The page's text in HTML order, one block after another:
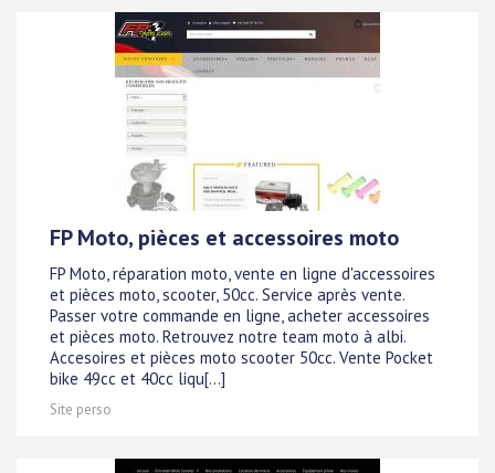
FP Moto, pièces et accessoires moto
FP Moto, réparation moto, vente en ligne d'accessoires
et pièces moto, scooter, 50cc. Service après vente.
Passer votre commande en ligne, acheter accessoires
et pièces moto. Retrouvez notre team moto à albi.
Accesoires et pièces moto scooter 50cc. Vente Pocket
bike 49cc et 40cc liqu[...]
Site perso